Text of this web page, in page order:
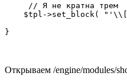
     // Я не кратна трем
$tpl->set_block(
Открываем /engine/modules/